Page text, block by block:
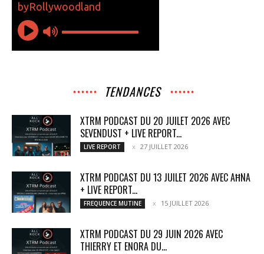
TENDANCES
XTRM PODCAST DU 20 JUILET 2026 AVEC
SEVENDUST + LIVE REPORT...
LIVE REPORT 27 JUILLET 2026
XTRM PODCAST DU 13 JUILET 2026 AVEC AĦNA
+ LIVE REPORT...
FREQUENCE MUTINE 15 JUILLET 2026
XTRM PODCAST DU 29 JUIN 2026 AVEC
THIERRY ET ENORA DU...